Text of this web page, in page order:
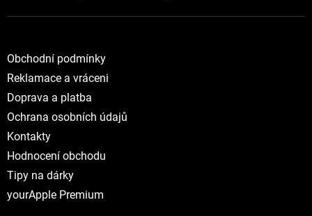
Obchodní podmínky
Reklamace a vráceni
Doprava a platba
Ochrana osobních údajů
Kontakty
Hodnocení obchodu
Tipy na dárky
yourApple Premium